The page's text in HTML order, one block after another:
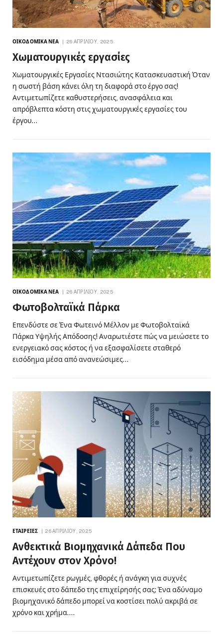
ΟΙΚΟΔΟΜΙΚΆ ΝΈΑ 26 ΑΠΡΙΛΊΟΥ, 2025
Χωματουργικές εργασίες
Χωματουργικές Εργασίες Ντασιώτης Κατασκευαστική Όταν
η σωστή βάση κάνει όλη τη διαφορά στο έργο σας!
Αντιμετωπίζετε καθυστερήσεις, ανασφάλεια και
απρόβλεπτα κόστη στις χωματουργικές εργασίες του
έργου…
ΟΙΚΟΔΟΜΙΚΆ ΝΈΑ 26 ΑΠΡΙΛΊΟΥ, 2025
Φωτοβολταϊκά Πάρκα
Επενδύστε σε Ένα Φωτεινό Μέλλον με Φωτοβολταϊκά
Πάρκα Υψηλής Απόδοσης! Αναρωτιέστε πώς να μειώσετε το
ενεργειακό σας κόστος ή να εξασφαλίσετε σταθερό
εισόδημα μέσα από ανανεώσιμες…
ΕΤΑΙΡΕΊΕΣ 26 ΑΠΡΙΛΊΟΥ, 2025
Ανθεκτικά Βιομηχανικά Δάπεδα Που
Αντέχουν στον Χρόνο!
Αντιμετωπίζετε ρωγμές, φθορές ή ανάγκη για συχνές
επισκευές στο δάπεδο της επιχείρησής σας; Ένα αδύναμο
βιομηχανικό δάπεδο μπορεί να κοστίσει πολύ ακριβά σε
χρόνο και χρήμα.…